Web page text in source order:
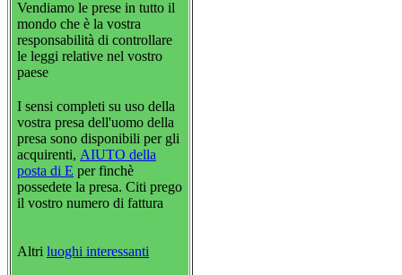
Vendiamo le prese in tutto il
mondo che è la vostra
responsabilità di controllare
le leggi relative nel vostro
paese
I sensi completi su uso della
vostra presa dell'uomo della
presa sono disponibili per gli
acquirenti, AIUTO della
posta di E per finchè
possedete la presa. Citi prego
il vostro numero di fattura
Altri luoghi interessanti